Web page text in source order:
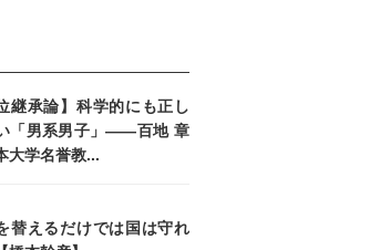
継承論】科学的にも正し
「男系男子」――百地 章
大学名誉教...
替えるだけでは国は守れ